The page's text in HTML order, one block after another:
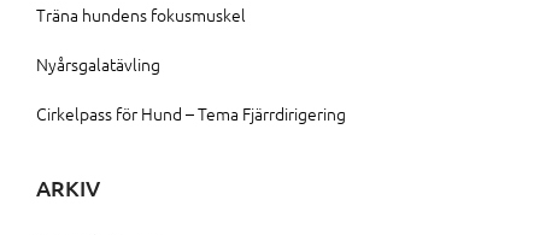
Träna hundens fokusmuskel
Nyårsgalatävling
Cirkelpass för Hund – Tema Fjärrdirigering
ARKIV